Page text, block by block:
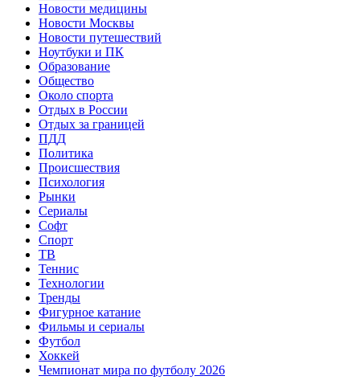
Новости медицины
Новости Москвы
Новости путешествий
Ноутбуки и ПК
Образование
Общество
Около спорта
Отдых в России
Отдых за границей
ПДД
Политика
Происшествия
Психология
Рынки
Сериалы
Софт
Спорт
ТВ
Теннис
Технологии
Тренды
Фигурное катание
Фильмы и сериалы
Футбол
Хоккей
Чемпионат мира по футболу 2026